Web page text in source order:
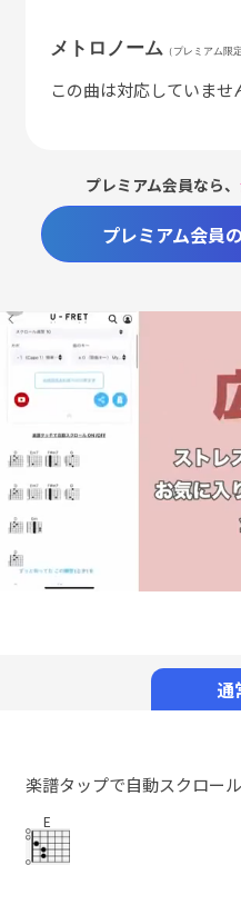
メトロノーム （プレミアム限
この曲は対応していませ
プレミアム会員なら、
プレミアム会員
楽譜タップで自動スクロー
E